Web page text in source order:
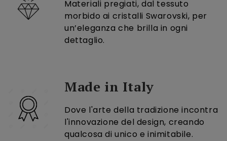
Materiali pregiati, dal tessuto
morbido ai cristalli Swarovski, per
un’eleganza che brilla in ogni
dettaglio.
Made in Italy
Dove l'arte della tradizione incontra
l'innovazione del design, creando
qualcosa di unico e inimitabile.